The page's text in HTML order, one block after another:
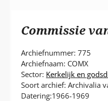
T
Commissie
Archiefnummer: 775
Archiefnaam: COMX
Sector: Kerkelijk en
Soort archief: Archivalia
Datering:1966-1969